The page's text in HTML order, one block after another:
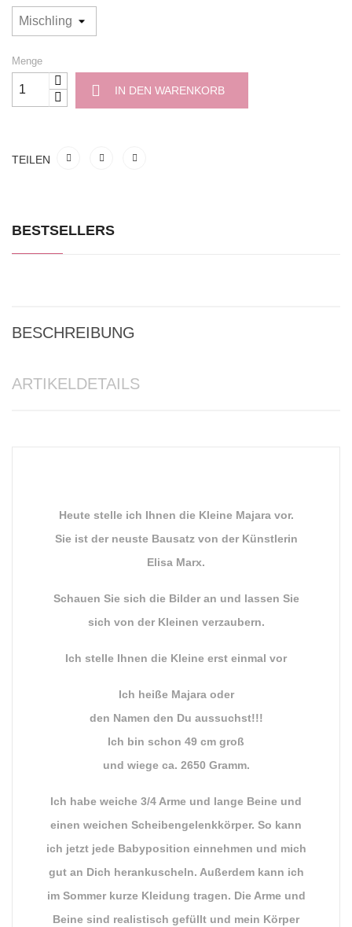
Menge
IN DEN WARENKORB
TEILEN
BESTSELLERS
BESCHREIBUNG
ARTIKELDETAILS
Heute stelle ich Ihnen die Kleine Majara vor.
Sie ist der neuste Bausatz von der Künstlerin
Elisa Marx.
Schauen Sie sich die Bilder an und lassen Sie
sich von der Kleinen verzaubern.
Ich stelle Ihnen die Kleine erst einmal vor
Ich heiße Majara oder
den Namen den Du aussuchst!!!
Ich bin schon 49 cm groß
und wiege ca. 2650 Gramm.
Ich habe weiche 3/4 Arme und lange Beine und
einen weichen Scheibengelenkkörper. So kann
ich jetzt jede Babyposition einnehmen und mich
gut an Dich herankuscheln. Außerdem kann ich
im Sommer kurze Kleidung tragen. Die Arme und
Beine sind realistisch gefüllt und mein Körper